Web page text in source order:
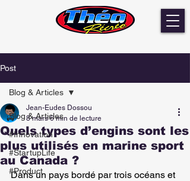
Post
Blog & Articles
#Innovation
#StartupLife
#Product
Blog & Articles
Quels types d’engins sont les
plus utilisés en marine sport
au Canada ?
Jean-Eudes Dossou
8 mars 6 min de lecture
Dans un pays bordé par trois océans et